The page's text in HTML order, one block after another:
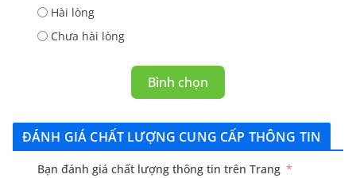
Hài lòng
Chưa hài lòng
Bình chọn
ĐÁNH GIÁ CHẤT LƯỢNG CUNG CẤP THÔNG TIN
Bạn đánh giá chất lượng thông tin trên Trang